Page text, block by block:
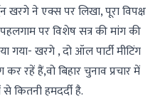
खरगे ने एक्स पर लिखा, पूरा विपक्ष
पर विशेष सत्र की मांग की
गया- खरगे , दो ऑल पार्टी मीटिंग
रहें हैं,वो बिहार चुनाव प्रचार में
कितनी हमदर्दी है.